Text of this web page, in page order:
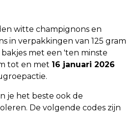
witte champignons en
in verpakkingen van 125 gram
met een 'ten minste
tot en met 16 januari 2026
je het beste ook de
De volgende codes zijn